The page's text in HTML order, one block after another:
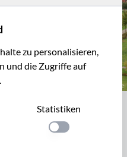
Anna-Park,
zu personalisieren,
und die Zugriffe auf
Statistiken
Einstellung